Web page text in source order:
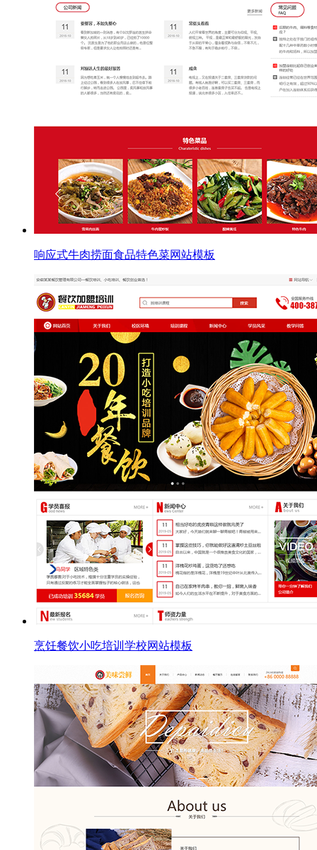
响应式牛肉捞面食品特色菜网站模板
烹饪餐饮小吃培训学校网站模板